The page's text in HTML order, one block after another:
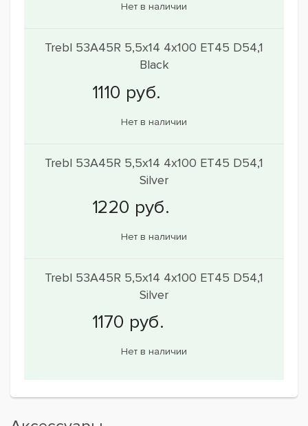
Нет в наличии
Trebl 53A45R 5,5x14 4x100 ET45 D54,1
Black
Нет в наличии
Trebl 53A45R 5,5x14 4x100 ET45 D54,1
Silver
Нет в наличии
Trebl 53A45R 5,5x14 4x100 ET45 D54,1
Silver
Нет в наличии